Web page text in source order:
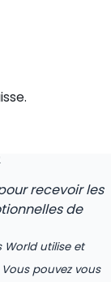
recevoir les
de
utilise et
Vous pouvez vous